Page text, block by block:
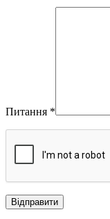
Питання *